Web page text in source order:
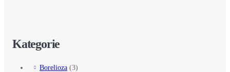
Kategorie
Borelioza (3)